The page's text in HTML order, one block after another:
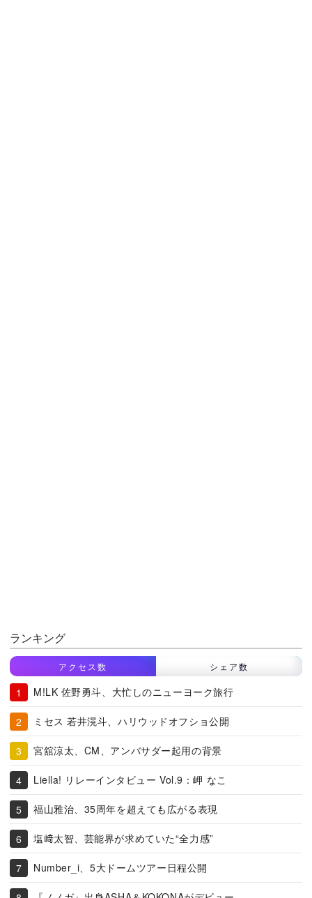
ランキング
アクセス数 シェア数
M!LK 佐野勇斗、大忙しのニューヨーク旅行
ミセス 若井滉斗、ハリウッドオフショ公開
宮舘涼太、CM、アンバサダー起用の背景
Liella! リレーインタビュー Vol.9：岬 なこ
福山雅治、35周年を超えても広がる表現
塩﨑太智、芸能界が求めていた“全力感”
Number_i、5大ドームツアー日程公開